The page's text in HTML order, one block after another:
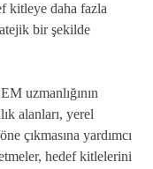
kitleye daha fazla
bir şekilde
uzmanlığının
alanları, yerel
çıkmasına yardımcı
hedef kitlelerini